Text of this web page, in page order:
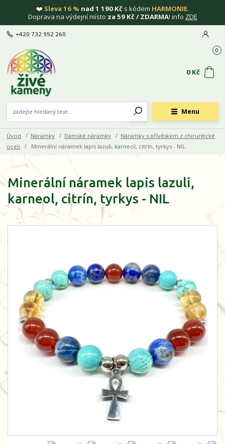
❤️ Sleva 16 % nad 1 190 Kč s kódem HARMONIE.
Doprava na výdejní místo za 59 Kč / ZDARMA! info ZDE
Menu
+420 732 952 260
0
0 Kč
Úvod Náramky Dámské náramky
Náramky s přívěskem z chirurgické
oceli
Minerální náramek lapis lazuli, karneol, citrín, tyrkys - NIL
Minerální náramek lapis lazuli,
karneol, citrín, tyrkys - NIL